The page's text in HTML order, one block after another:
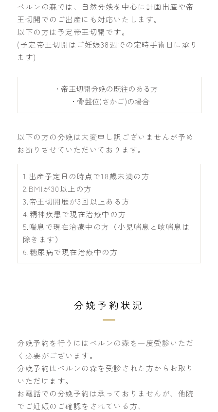
ベルンの森では、自然分娩を中心に計画出産や帝
王切開でのご出産にも対応いたします。
以下の方は予定帝王切開です。
(予定帝王切開はご妊娠38週での定時手術日に承り
ます)
・帝王切開分娩の既往のある方
・骨盤位(さかご)の場合
以下の方の分娩は大変申し訳ございませんが予め
お断りさせていただいております。
1.出産予定日の時点で18歳未満の方
2.BMIが30以上の方
3.帝王切開歴が3回以上ある方
4.精神疾患で現在治療中の方
5.喘息で現在治療中の方（小児喘息と咳喘息は
除きます）
6.糖尿病で現在治療中の方
分娩予約状況
分娩予約を行うにはベルンの森を一度受診いただ
く必要がございます。
分娩予約はベルンの森を受診された方からお取り
いただけます。
お電話での分娩予約は承っておりませんが、他院
でご妊娠のご確認をされている方、